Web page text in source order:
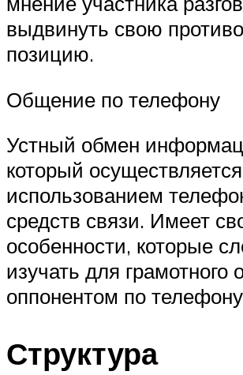
выдвинуть свою
позицию.
Общение по телефону
Устный обмен
который
использованием
средств связи. Имеет
особенности, которые
изучать для грамотного
оппонентом по
Структура